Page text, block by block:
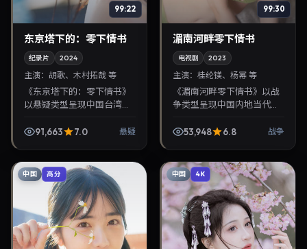
99:22
东京塔下的：零下情书
纪录片 2024
主演： 胡歌、木村拓哉 等
《东京塔下的：零下情书》
以悬疑类型呈现中国台湾当
胡歌、木村拓哉。2024年4
91,663 7.0 悬疑
99:30
湄南河畔零下情书
电视剧 2023
主演：桂纶镁、杨幂 等
《湄南河畔零下情书》以战
争类型呈现中国内地当代故
镁、杨幂。2023年7月9日登
53,948 6.8 战争
中国 高分 中国 4K